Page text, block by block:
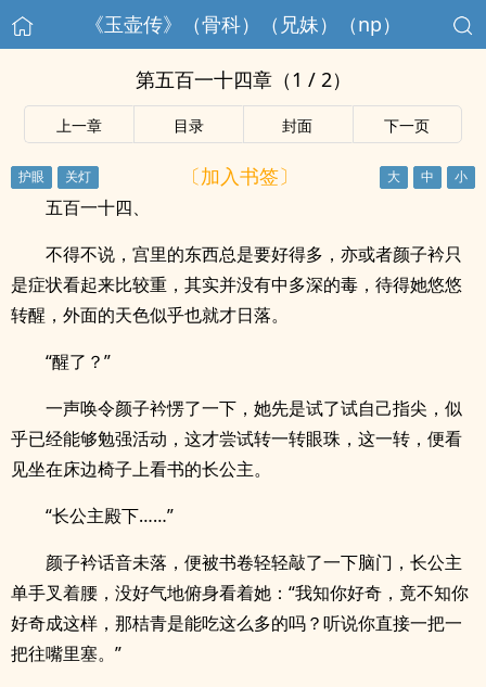
《玉壶传》（骨科）（兄妹）（np）
第五百一十四章（1 / 2）
上一章 目录 封面 下一页
〔加入书签〕
五百一十四、
不得不说，宫里的东西总是要好得多，亦或者颜子衿只
是症状看起来比较重，其实并没有中多深的毒，待得她悠悠
转醒，外面的天色似乎也就才日落。
“醒了？”
一声唤令颜子衿愣了一下，她先是试了试自己指尖，似
乎已经能够勉强活动，这才尝试转一转眼珠，这一转，便看
见坐在床边椅子上看书的长公主。
“长公主殿下……”
颜子衿话音未落，便被书卷轻轻敲了一下脑门，长公主
单手叉着腰，没好气地俯身看着她：“我知你好奇，竟不知你
好奇成这样，那桔青是能吃这么多的吗？听说你直接一把一
把往嘴里塞。”